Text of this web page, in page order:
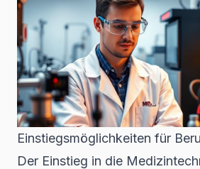
Einstiegsmöglichkeiten für
Der Einstieg in die